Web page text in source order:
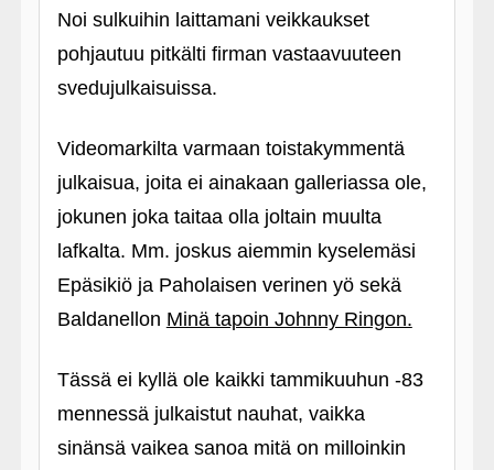
Noi sulkuihin laittamani veikkaukset
pohjautuu pitkälti firman vastaavuuteen
svedujulkaisuissa.
Videomarkilta varmaan toistakymmentä
julkaisua, joita ei ainakaan galleriassa ole,
jokunen joka taitaa olla joltain muulta
lafkalta. Mm. joskus aiemmin kyselemäsi
Epäsikiö ja Paholaisen verinen yö sekä
Baldanellon Minä tapoin Johnny Ringon.
Tässä ei kyllä ole kaikki tammikuuhun ‑83
mennessä julkaistut nauhat, vaikka
sinänsä vaikea sanoa mitä on milloinkin